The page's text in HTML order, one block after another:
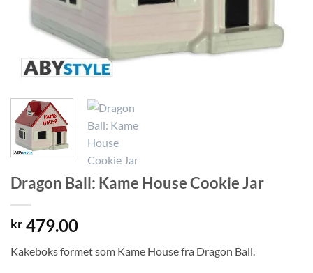
Dragon Ball: Kame House Cookie Jar
kr 479.00
Kakeboks formet som Kame House fra Dragon Ball.